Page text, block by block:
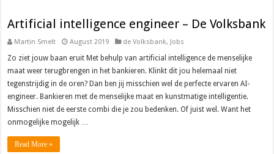
Artificial intelligence engineer – De Volksbank
Martin Smelt August 2019 de Volksbank, Jobs
Zo ziet jouw baan eruit Met behulp van artificial intelligence de menselijke
maat weer terugbrengen in het bankieren. Klinkt dit jou helemaal niet
tegenstrijdig in de oren? Dan ben jij misschien wel de perfecte ervaren AI-
engineer. Bankieren met de menselijke maat en kunstmatige intelligentie.
Misschien niet de eerste combi die je zou bedenken. Of juist wel. Want het
onmogelijke mogelijk …
Read More »